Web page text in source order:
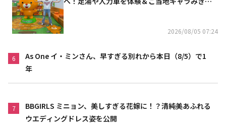
2026/08/05 07:24
6
As One イ・ミンさん、早すぎる別れから本日（8/5）で1
年
7
BBGIRLS ミニョン、美しすぎる花嫁に！？清純美あふれる
ウエディングドレス姿を公開